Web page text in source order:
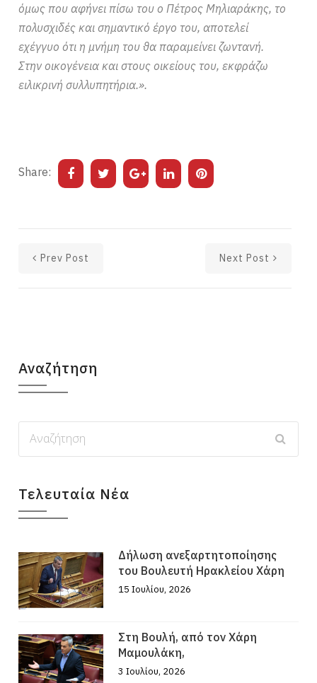
όμως που αφήνει πίσω του ο Πέτρος Μηλιαράκης, το
πολυσχιδές και σημαντικό έργο του, αποτελεί
εχέγγυο ότι η μνήμη του θα παραμείνει ζωντανή.
Στην οικογένεια και στους οικείους του, εκφράζω
ειλικρινή συλλυπητήρια.».
Share:
Prev Post Next Post
Αναζήτηση
Τελευταία Νέα
Δήλωση ανεξαρτητοποίησης
του Βουλευτή Ηρακλείου Χάρη
15 Ιουλίου, 2026
Στη Βουλή, από τον Χάρη
Μαμουλάκη,
3 Ιουλίου, 2026